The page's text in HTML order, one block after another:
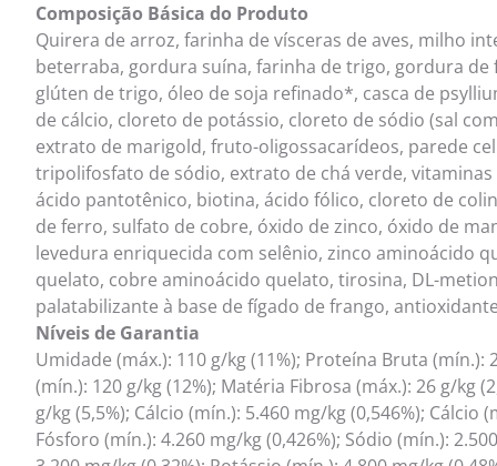
Composição Básica do Produto
Quirera de arroz, farinha de vísceras de aves, milho
beterraba, gordura suína, farinha de trigo, gordura de
glúten de trigo, óleo de soja refinado*, casca de
de cálcio, cloreto de potássio, cloreto de sódio (sal
extrato de marigold, fruto-oligossacarídeos, parede
tripolifosfato de sódio, extrato de chá verde, vitaminas
ácido pantotênico, biotina, ácido fólico, cloreto de
de ferro, sulfato de cobre, óxido de zinco, óxido de
levedura enriquecida com selênio, zinco aminoácido
quelato, cobre aminoácido quelato, tirosina, DL-
palatabilizante à base de fígado de frango,
Níveis de Garantia
Umidade (máx.): 110 g/kg (11%); Proteína Bruta (mín.):
(mín.): 120 g/kg (12%); Matéria Fibrosa (máx.): 26 g/kg
g/kg (5,5%); Cálcio (mín.): 5.460 mg/kg (0,546%); Cálcio
Fósforo (mín.): 4.260 mg/kg (0,426%); Sódio (mín.):